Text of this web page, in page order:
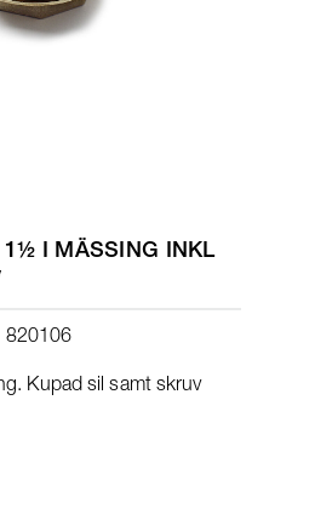
1½ I MÄSSING INKL
820106
Kupad sil samt skruv